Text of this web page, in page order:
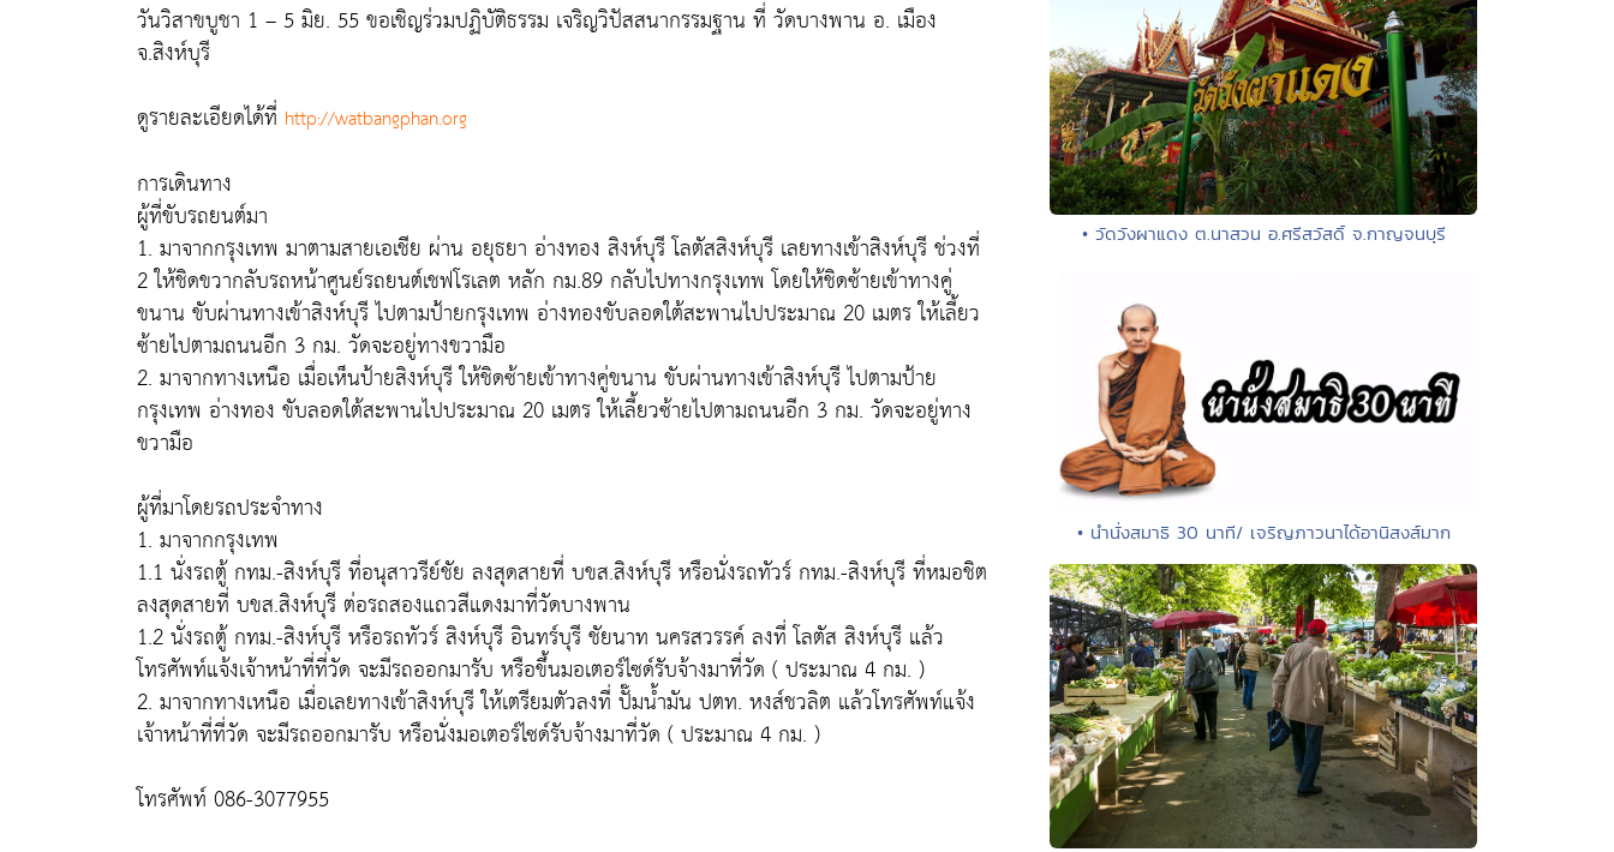
วันวิสาขบูชา 1 – 5 มิย. 55 ขอเชิญร่วมปฏิบัติธรรม เจริญวิปัสสนากรรมฐาน ที่ วัดบางพาน อ. เมือง
จ.สิงห์บุรี
ดูรายละเอียดได้ที่ http://watbangphan.org
การเดินทาง
ผู้ที่ขับรถยนต์มา
1. มาจากกรุงเทพ มาตามสายเอเชีย ผ่าน อยุธยา อ่างทอง สิงห์บุรี โลตัสสิงห์บุรี เลยทางเข้าสิงห์บุรี ช่วงที่
2 ให้ชิดขวากลับรถหน้าศูนย์รถยนต์เชฟโรเลต หลัก กม.89 กลับไปทางกรุงเทพ โดยให้ชิดซ้ายเข้าทางคู่
ขนาน ขับผ่านทางเข้าสิงห์บุรี ไปตามป้ายกรุงเทพ อ่างทองขับลอดใต้สะพานไปประมาณ 20 เมตร ให้เลี้ยว
ซ้ายไปตามถนนอีก 3 กม. วัดจะอยู่ทางขวามือ
2. มาจากทางเหนือ เมื่อเห็นป้ายสิงห์บุรี ให้ชิดซ้ายเข้าทางคู่ขนาน ขับผ่านทางเข้าสิงห์บุรี ไปตามป้าย
กรุงเทพ อ่างทอง ขับลอดใต้สะพานไปประมาณ 20 เมตร ให้เลี้ยวซ้ายไปตามถนนอีก 3 กม. วัดจะอยู่ทาง
ขวามือ
ผู้ที่มาโดยรถประจำทาง
1. มาจากกรุงเทพ
1.1 นั่งรถตู้ กทม.-สิงห์บุรี ที่อนุสาวรีย์ชัย ลงสุดสายที่ บขส.สิงห์บุรี หรือนั่งรถทัวร์ กทม.-สิงห์บุรี ที่หมอชิต
ลงสุดสายที่ บขส.สิงห์บุรี ต่อรถสองแถวสีแดงมาที่วัดบางพาน
1.2 นั่งรถตู้ กทม.-สิงห์บุรี หรือรถทัวร์ สิงห์บุรี อินทร์บุรี ชัยนาท นครสวรรค์ ลงที่ โลตัส สิงห์บุรี แล้ว
โทรศัพท์แจ้งเจ้าหน้าที่ที่วัด จะมีรถออกมารับ หรือขึ้นมอเตอร์ไซด์รับจ้างมาที่วัด ( ประมาณ 4 กม. )
2. มาจากทางเหนือ เมื่อเลยทางเข้าสิงห์บุรี ให้เตรียมตัวลงที่ ปั๊มน้ำมัน ปตท. หงส์ชวลิต แล้วโทรศัพท์แจ้ง
เจ้าหน้าที่ที่วัด จะมีรถออกมารับ หรือนั่งมอเตอร์ไซด์รับจ้างมาที่วัด ( ประมาณ 4 กม. )
โทรศัพท์ 086-3077955
• วัดวังผาแดง ต.นาสวน อ.ศรีสวัสดิ์ จ.กาญจนบุรี
• นำนั่งสมาธิ 30 นาที/ เจริญภาวนาได้อานิสงส์มาก